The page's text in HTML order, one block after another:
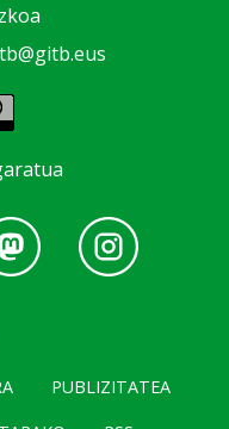
PUBLIZITATEA